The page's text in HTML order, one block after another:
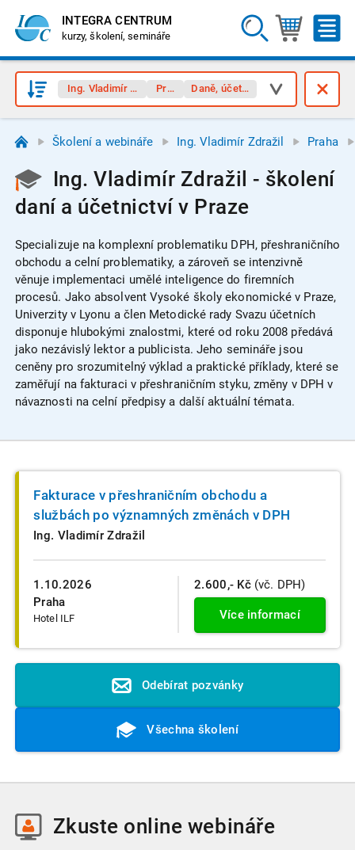
INTEGRA CENTRUM
kurzy, školení, semináře
Ing. Vladimír ZdražilPraha Daně, účetnictví
Školení a webináře Ing. Vladimír Zdražil Praha
Ing. Vladimír Zdražil - školení
daní a účetnictví v Praze
Specializuje na komplexní problematiku DPH, přeshraničního
obchodu a celní problematiky, a zároveň se intenzivně
věnuje implementaci umělé inteligence do firemních
procesů. Jako absolvent Vysoké školy ekonomické v Praze,
Univerzity v Lyonu a člen Metodické rady Svazu účetních
disponuje hlubokými znalostmi, které od roku 2008 předává
jako nezávislý lektor a publicista. Jeho semináře jsou
ceněny pro srozumitelný výklad a praktické příklady, které se
zaměřují na fakturaci v přeshraničním styku, změny v DPH v
návaznosti na celní předpisy a další aktuální témata.
1.10.2026
Praha
Hotel ILF
Fakturace v přeshraničním obchodu a
službách po významných změnách v DPH
Ing. Vladimír Zdražil
2.600,- Kč (vč. DPH)
Více informací
Odebírat pozvánky
Všechna školení
Zkuste online webináře